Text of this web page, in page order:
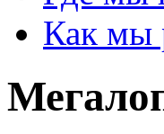
Как мы